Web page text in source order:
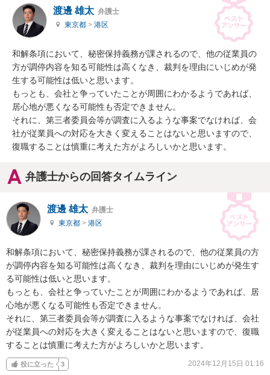
渡邊 雄太 弁護士
東京都 > 港区
和解条項において、秘密保持義務が課されるので、他の従業員の
方が調停内容を知る可能性は高くなき、裁判を理由にいじめが発
生する可能性は低いと思います。
もっとも、会社と争っていたことが周囲にわかるようであれば、
居心地が悪くなる可能性も否定できません。
それに、第三者委員会等が調査に入るような事案でなければ、会
社が従業員への対応を大きく変えることはないと思いますので、
復職することは慎重に考えた方がよろしいかと思います。
弁護士からの回答タイムライン
渡邊 雄太 弁護士
東京都 > 港区
和解条項において、秘密保持義務が課されるので、他の従業員の方
が調停内容を知る可能性は高くなき、裁判を理由にいじめが発生す
る可能性は低いと思います。
もっとも、会社と争っていたことが周囲にわかるようであれば、居
心地が悪くなる可能性も否定できません。
それに、第三者委員会等が調査に入るような事案でなければ、会社
が従業員への対応を大きく変えることはないと思いますので、復職
することは慎重に考えた方がよろしいかと思います。
役に立った 3 2024年12月15日 01:16